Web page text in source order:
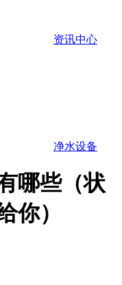
资讯中心
净水设备
哪些（状
你）